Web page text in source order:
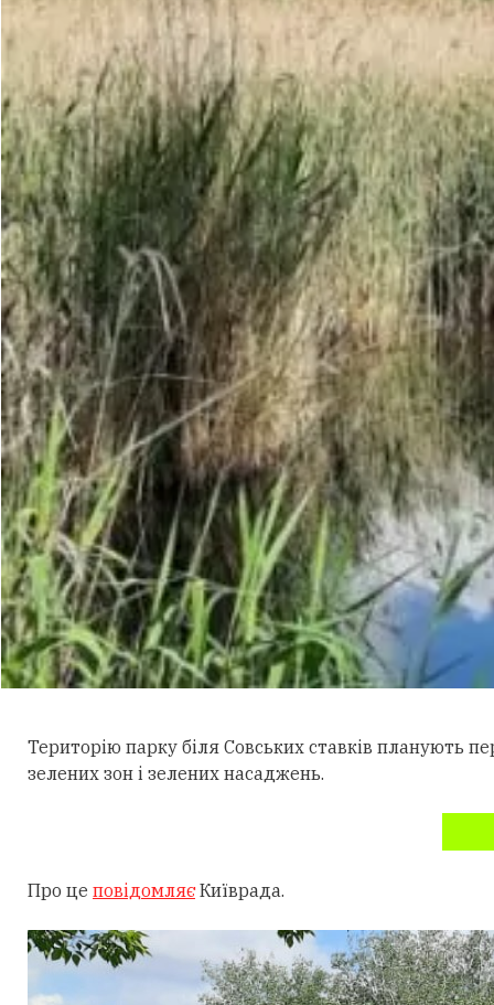
Територію парку біля Совських ставків планують
зелених зон і зелених насаджень.
Про це повідомляєКиїврада.